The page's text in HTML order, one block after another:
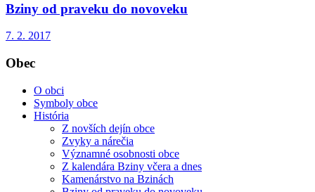
Bziny od praveku do novoveku
7. 2. 2017
Obec
O obci
Symboly obce
História
Z novších dejín obce
Zvyky a nárečia
Významné osobnosti obce
Z kalendára Bziny včera a dnes
Kamenárstvo na Bzinách